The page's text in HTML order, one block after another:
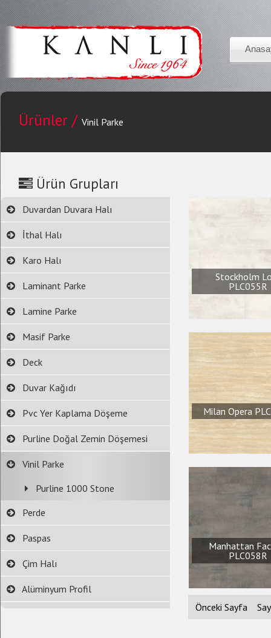
Ürünler / Vinil Parke
Ürün Grupları
Duvardan Duvara Halı
İthal Halı
Karo Halı
Laminant Parke
Lamine Parke
Masif Parke
Deck
Duvar Kağıdı
Pvc Yer Kaplama Döşeme
Purline Doğal Zemin Döşemesi
Vinil Parke
Purline 1000 Stone
Perde
Paspas
Çim Halı
Alüminyum Profil
Stockholm
PLC055R
Milan Opera
Manhattan
PLC058R
Önceki Sayfa